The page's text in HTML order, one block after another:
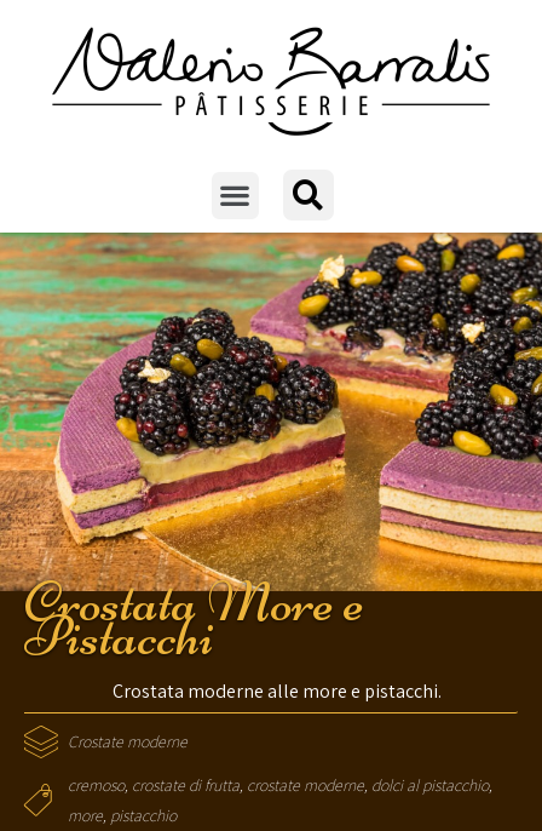
Crostata More e
Pistacchi
Crostata moderne alle more e pistacchi.
Crostate moderne
cremoso, crostate di frutta, crostate moderne, dolci al pistacchio,
more, pistacchio